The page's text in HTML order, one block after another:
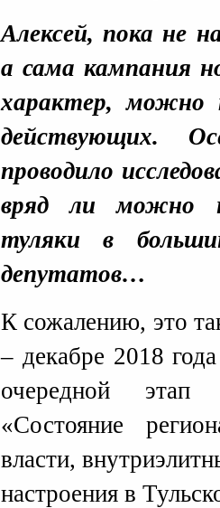
Алексей, пока не
а сама кампания
характер, можно
действующих.
проводило
вряд ли можно
туляки в
депутатов…
К сожалению, это
– декабре 2018
очередной этап
«Состояние
власти,
настроения в